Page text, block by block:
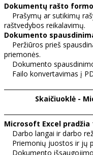
Dokumentų rašto
Prašymų ar sutikimų
raštvedybos reikalavimų.
Dokumento
Peržiūros prieš
priemonės.
Dokumento
Failo konvertavimas į
Skaičiuoklė -
Microsoft Excel pradžia
Darbo langai ir darbo
Priemonių juostos ir jų
Dokumento